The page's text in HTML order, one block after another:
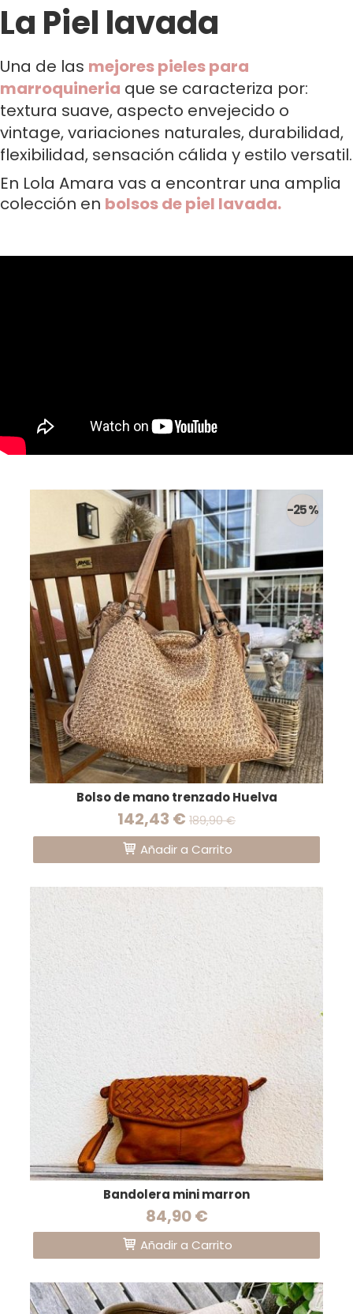
La Piel lavada
Una de las mejores pieles para
marroquineria que se caracteriza por:
textura suave, aspecto envejecido o
vintage, variaciones naturales, durabilidad,
flexibilidad, sensación cálida y estilo versatil.
En Lola Amara vas a encontrar una amplia
colección en bolsos de piel lavada.
-25 %
Bolso de mano trenzado Huelva
142,43 € 189,90 €
Añadir a Carrito
Bandolera mini marron
84,90 €
Añadir a Carrito